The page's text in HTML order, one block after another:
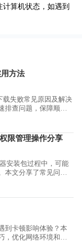
算机状态，如遇到
方法
载失败常见原因及解决
排查问题，保障顺利
限管理操作分享
安装包过程中，可能
本文分享了常见问题
到卡顿影响体验？本
，优化网络环境和系